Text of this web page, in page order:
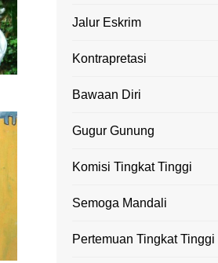
Jalur Eskrim
Kontrapretasi
Bawaan Diri
Gugur Gunung
Komisi Tingkat Tinggi
Semoga Mandali
Pertemuan Tingkat Tinggi